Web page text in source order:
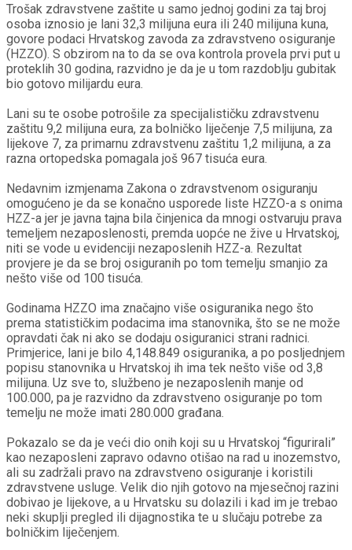
Trošak zdravstvene zaštite u samo jednoj godini za taj broj
osoba iznosio je lani 32,3 milijuna eura ili 240 milijuna kuna,
govore podaci Hrvatskog zavoda za zdravstveno osiguranje
(HZZO). S obzirom na to da se ova kontrola provela prvi put u
proteklih 30 godina, razvidno je da je u tom razdoblju gubitak
bio gotovo milijardu eura.
Lani su te osobe potrošile za specijalističku zdravstvenu
zaštitu 9,2 milijuna eura, za bolničko liječenje 7,5 milijuna, za
lijekove 7, za primarnu zdravstvenu zaštitu 1,2 milijuna, a za
razna ortopedska pomagala još 967 tisuća eura.
Nedavnim izmjenama Zakona o zdravstvenom osiguranju
omogućeno je da se konačno usporede liste HZZO-a s onima
HZZ-a jer je javna tajna bila činjenica da mnogi ostvaruju prava
temeljem nezaposlenosti, premda uopće ne žive u Hrvatskoj,
niti se vode u evidenciji nezaposlenih HZZ-a. Rezultat
provjere je da se broj osiguranih po tom temelju smanjio za
nešto više od 100 tisuća.
Godinama HZZO ima značajno više osiguranika nego što
prema statističkim podacima ima stanovnika, što se ne može
opravdati čak ni ako se dodaju osiguranici strani radnici.
Primjerice, lani je bilo 4,148.849 osiguranika, a po posljednjem
popisu stanovnika u Hrvatskoj ih ima tek nešto više od 3,8
milijuna. Uz sve to, službeno je nezaposlenih manje od
100.000, pa je razvidno da zdravstveno osiguranje po tom
temelju ne može imati 280.000 građana.
Pokazalo se da je veći dio onih koji su u Hrvatskoj “figurirali”
kao nezaposleni zapravo odavno otišao na rad u inozemstvo,
ali su zadržali pravo na zdravstveno osiguranje i koristili
zdravstvene usluge. Velik dio njih gotovo na mjesečnoj razini
dobivao je lijekove, a u Hrvatsku su dolazili i kad im je trebao
neki skuplji pregled ili dijagnostika te u slučaju potrebe za
bolničkim liječenjem.